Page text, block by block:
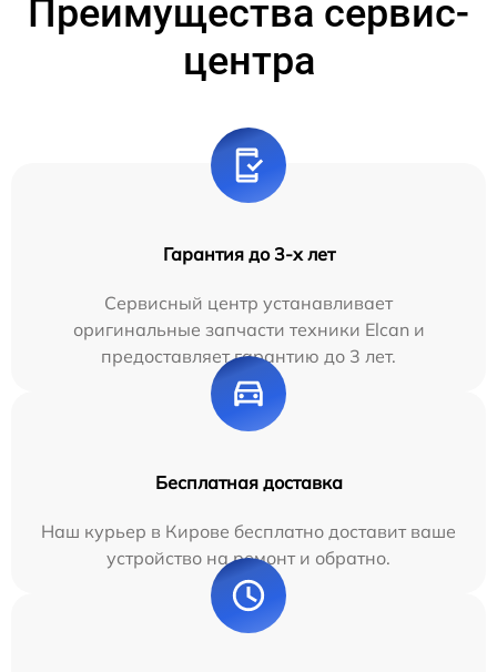
Преимущества сервис-
центра
Гарантия до 3-х лет
Сервисный центр устанавливает
оригинальные запчасти техники Elcan и
предоставляет гарантию до 3 лет.
Бесплатная доставка
Наш курьер в Кирове бесплатно доставит ваше
устройство на ремонт и обратно.